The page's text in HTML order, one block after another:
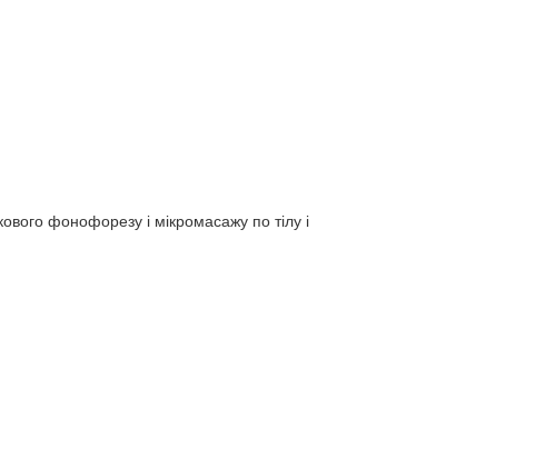
фонофорезу і мікромасажу по тілу і